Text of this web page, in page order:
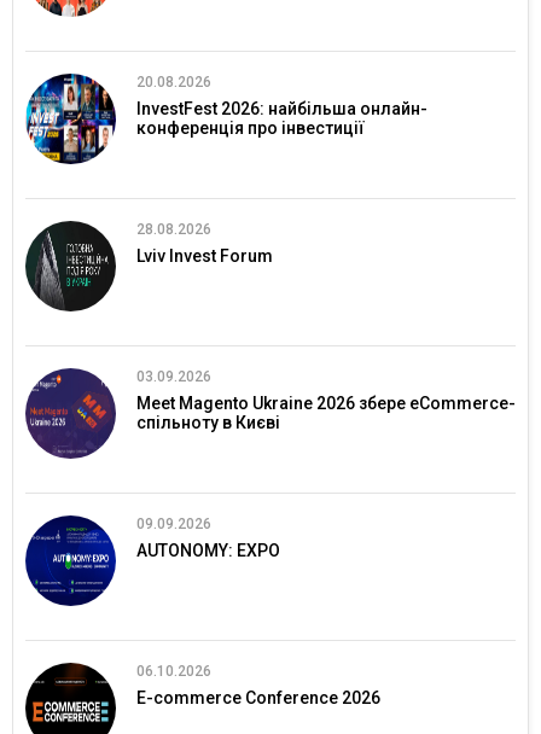
20.08.2026
InvestFest 2026: найбільша онлайн-
конференція про інвестиції
28.08.2026
Lviv Invest Forum
03.09.2026
Meet Magento Ukraine 2026 збере eCommerce-
спільноту в Києві
09.09.2026
AUTONOMY: EXPO
06.10.2026
E-commerce Conference 2026